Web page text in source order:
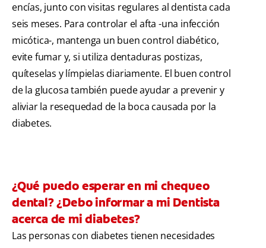
encías, junto con visitas regulares al dentista cada
seis meses. Para controlar el afta -una infección
micótica-, mantenga un buen control diabético,
evite fumar y, si utiliza dentaduras postizas,
quíteselas y límpielas diariamente. El buen control
de la glucosa también puede ayudar a prevenir y
aliviar la resequedad de la boca causada por la
diabetes.
¿Qué puedo esperar en mi chequeo
dental? ¿Debo informar a mi Dentista
acerca de mi diabetes?
Las personas con diabetes tienen necesidades